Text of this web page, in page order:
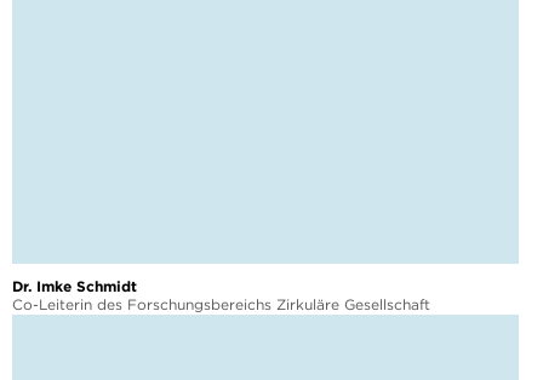
Dr. Imke Schmidt
Co-Leiterin des Forschungsbereichs Zirkuläre Gesellschaft